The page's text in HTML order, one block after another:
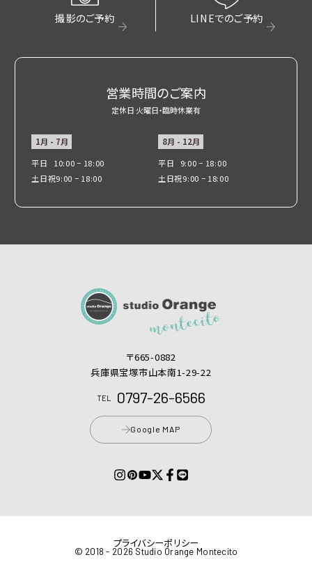
撮影のご予約 LINEでのご予約
営業時間のご案内
定休日 火曜日・臨時休業有
1月 - 7月
平日
10:00 − 18:00
土日祝9:00 − 18:00
8月 - 12月
平日
9:00 − 18:00
土日祝9:00 − 18:00
〒665-0882
兵庫県宝塚市山本南1-29-22
TEL 0797-26-6566
Google MAP
© 2018 - 2026 Studio Orange Montecito
プライバシーポリシー